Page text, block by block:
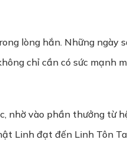
lòng hắn. Những ngày
chỉ cần có sức mạnh
nhờ vào phần thưởng từ
Linh đạt đến Linh Tôn